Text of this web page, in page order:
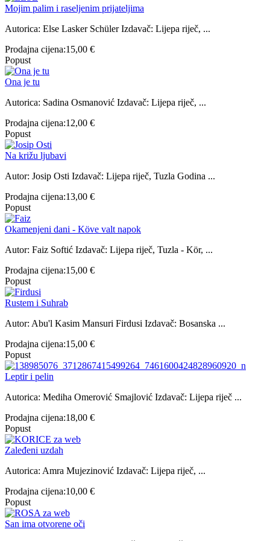
Mojim palim i raseljenim prijateljima
Autorica: Else Lasker Schüler Izdavač: Lijepa riječ, ...
Prodajna cijena:15,00 €
Popust
Ona je tu
Autorica: Sadina Osmanović Izdavač: Lijepa riječ, ...
Prodajna cijena:12,00 €
Popust
Na križu ljubavi
Autor: Josip Osti Izdavač: Lijepa riječ, Tuzla Godina ...
Prodajna cijena:13,00 €
Popust
Okamenjeni dani - Köve valt napok
Autor: Faiz Softić Izdavač: Lijepa riječ, Tuzla - Kör, ...
Prodajna cijena:15,00 €
Popust
Rustem i Suhrab
Autor: Abu'l Kasim Mansuri Firdusi Izdavač: Bosanska ...
Prodajna cijena:15,00 €
Popust
Leptir i pelin
Autorica: Mediha Omerović Smajlović Izdavač: Lijepa riječ ...
Prodajna cijena:18,00 €
Popust
Zaleđeni uzdah
Autorica: Amra Mujezinović Izdavač: Lijepa riječ, ...
Prodajna cijena:10,00 €
Popust
San ima otvorene oči